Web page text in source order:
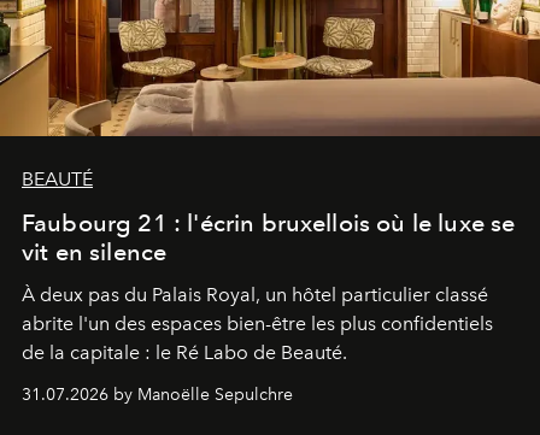
BEAUTÉ
Faubourg 21 : l'écrin bruxellois où le luxe se
vit en silence
À deux pas du Palais Royal, un hôtel particulier classé
abrite l'un des espaces bien-être les plus confidentiels
de la capitale : le Ré Labo de Beauté.
31.07.2026 by Manoëlle Sepulchre